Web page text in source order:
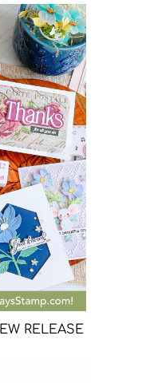
RELEASE